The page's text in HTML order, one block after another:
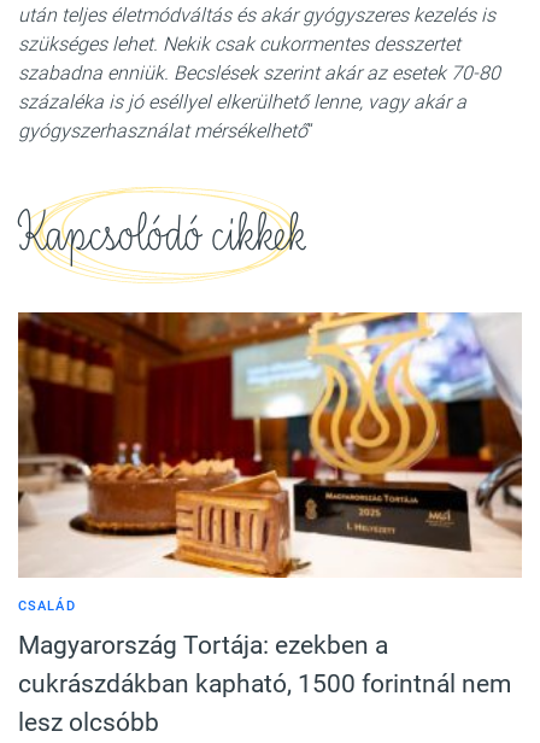
után teljes életmódváltás és akár gyógyszeres kezelés is
szükséges lehet. Nekik csak cukormentes desszertet
szabadna enniük. Becslések szerint akár az esetek 70-80
százaléka is jó eséllyel elkerülhető lenne, vagy akár a
gyógyszerhasználat mérsékelhető“
Kapcsolódó cikkek
CSALÁD
Magyarország Tortája: ezekben a
cukrászdákban kapható, 1500 forintnál nem
lesz olcsóbb